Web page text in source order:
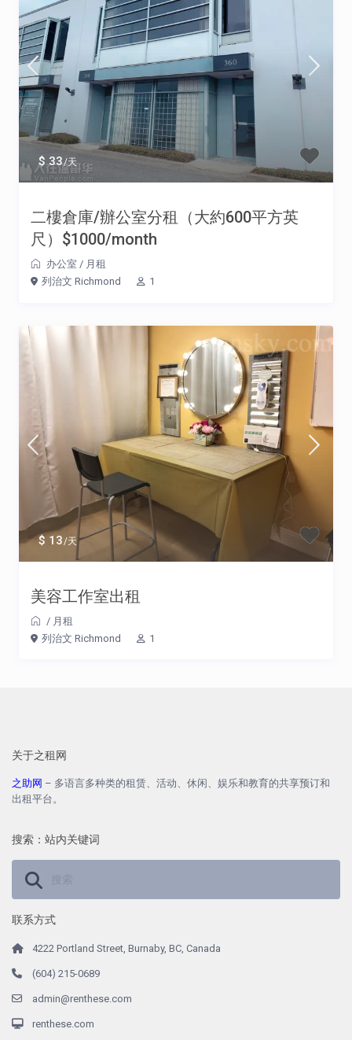
$ 33/天
二樓倉庫/辦公室分租（大約600平方英
尺）$1000/month
办公室 / 月租
列治文 Richmond
1
$ 13/天
美容工作室出租
/ 月租
列治文 Richmond
1
关于之租网
之助网 – 多语言多种类的租赁、活动、休闲、娱乐和教育的共享预订和
出租平台。
搜索：站内关键词
联系方式
4222 Portland Street, Burnaby, BC, Canada
(604) 215-0689
admin@renthese.com
renthese.com